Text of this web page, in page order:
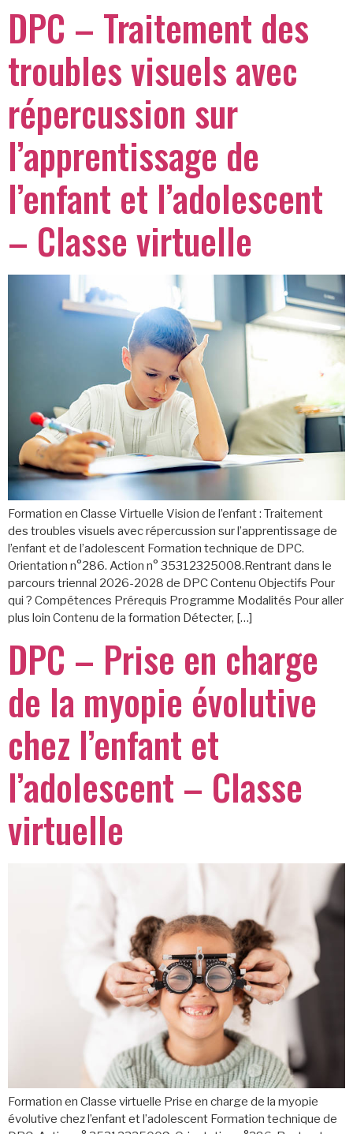
DPC – Traitement des
troubles visuels avec
répercussion sur
l’apprentissage de
l’enfant et l’adolescent
– Classe virtuelle
Formation en Classe Virtuelle Vision de l’enfant : Traitement
des troubles visuels avec répercussion sur l’apprentissage de
l’enfant et de l’adolescent Formation technique de DPC.
Orientation n°286. Action n° 35312325008.Rentrant dans le
parcours triennal 2026-2028 de DPC Contenu Objectifs Pour
qui ? Compétences Prérequis Programme Modalités Pour aller
plus loin Contenu de la formation Détecter, […]
DPC – Prise en charge
de la myopie évolutive
chez l’enfant et
l’adolescent – Classe
virtuelle
Formation en Classe virtuelle Prise en charge de la myopie
évolutive chez l’enfant et l’adolescent Formation technique de